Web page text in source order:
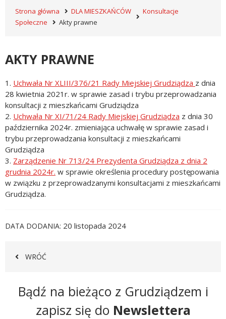
Strona główna DLA MIESZKAŃCÓW
Konsultacje
Społeczne
Akty prawne
AKTY PRAWNE
1. Uchwała Nr XLIII/376/21 Rady Miejskiej Grudziądza z dnia
28 kwietnia 2021r. w sprawie zasad i trybu przeprowadzania
konsultacji z mieszkańcami Grudziądza
2. Uchwała Nr XI/71/24 Rady Miejskiej Grudziądza z dnia 30
października 2024r. zmieniająca uchwałę w sprawie zasad i
trybu przeprowadzania konsultacji z mieszkańcami
Grudziądza
3. Zarządzenie Nr 713/24 Prezydenta Grudziądza z dnia 2
grudnia 2024r. w sprawie określenia procedury postępowania
w związku z przeprowadzanymi konsultacjami z mieszkańcami
Grudziądza.
DATA DODANIA 20 listopada 2024
WRÓĆ
Newsletter
Bądź na bieżąco z Grudziądzem i
zapisz się do Newslettera